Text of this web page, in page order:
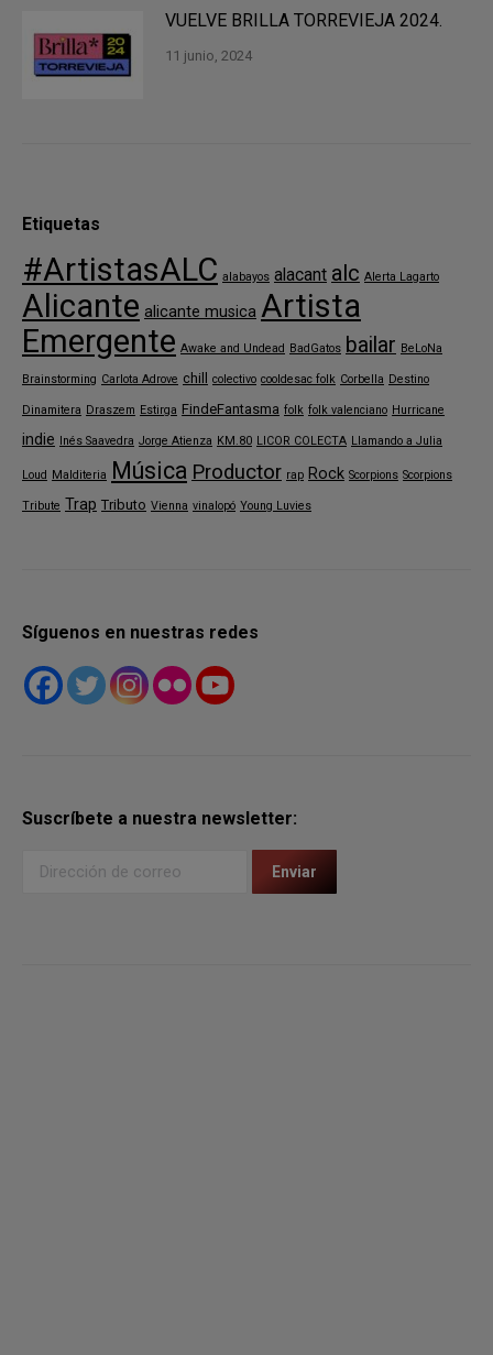
VUELVE BRILLA TORREVIEJA 2024.
11 junio, 2024
Etiquetas
#ArtistasALC alabayos alacant alc Alerta Lagarto
Alicante alicante musica Artista
Emergente Awake and Undead BadGatos bailar BeLoNa
Brainstorming Carlota Adrove chill colectivo cooldesac folk Corbella Destino
Dinamitera Draszem Estirga FindeFantasma folk folk valenciano Hurricane
indie Inés Saavedra Jorge Atienza KM.80 LICOR COLECTA Llamando a Julia
Loud Malditeria Música Productor rap Rock Scorpions Scorpions
Tribute Trap Tributo Vienna vinalopó Young Luvies
Síguenos en nuestras redes
Suscríbete a nuestra newsletter: